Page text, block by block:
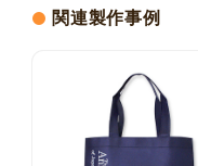
関連製作事例